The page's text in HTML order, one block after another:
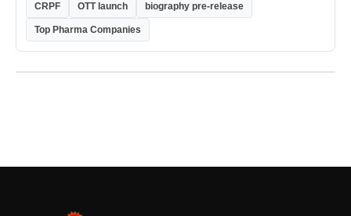
CRPF OTT launch biography pre-release
Top Pharma Companies